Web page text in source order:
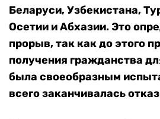
Беларуси, Узбекистана,
Осетии и Абхазии. Это
прорыв, так как до этого
получения гражданства
была своеобразным
всего заканчивалась